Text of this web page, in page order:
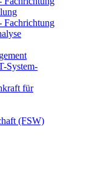
Fachrichtung
System-
für
(FSW)